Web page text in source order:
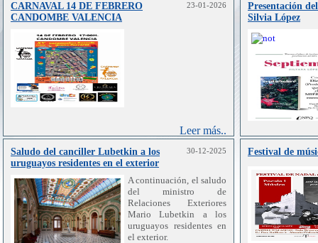
CARNAVAL 14 DE FEBRERO
CANDOMBE VALENCIA
23-01-2026
Leer más..
Presentación
Silvia López
Saludo del canciller Lubetkin a los
uruguayos residentes en el exterior
30-12-2025
A continuación, el saludo
del ministro de
Relaciones Exteriores
Mario Lubetkin a los
uruguayos residentes en
el exterior.
Festival de